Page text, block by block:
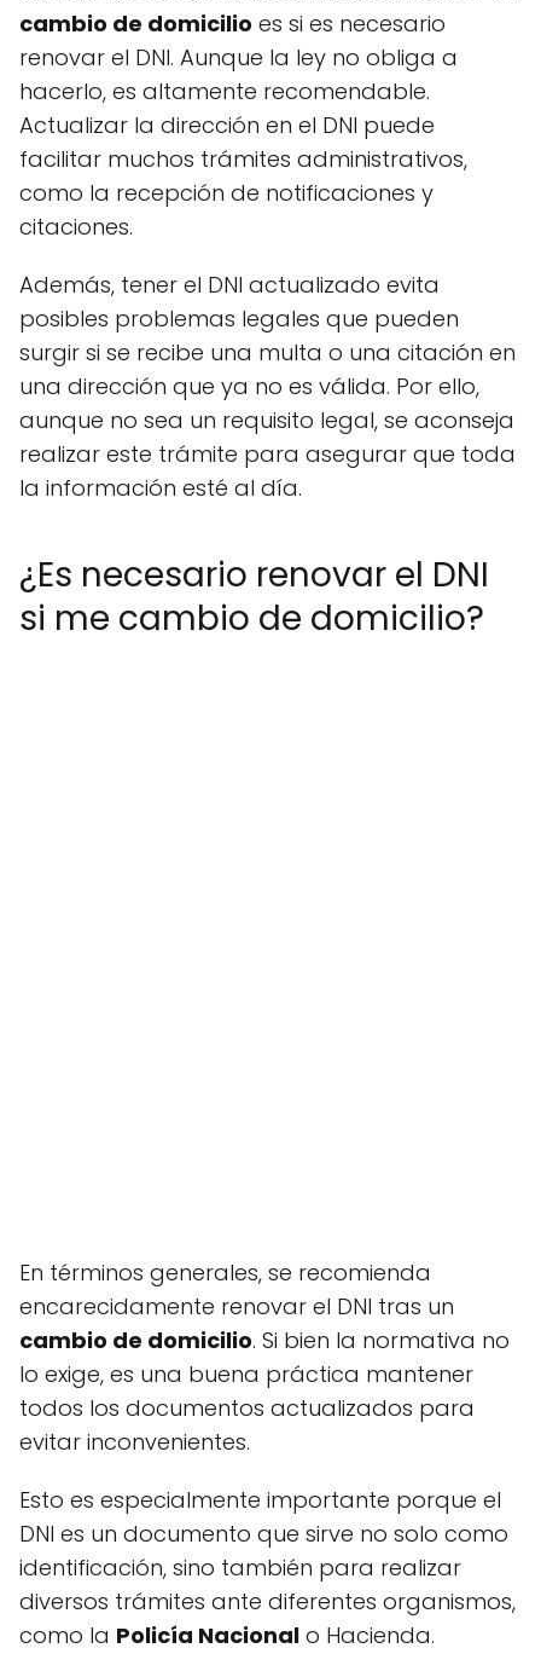
cambio de domicilio es si es necesario
renovar el DNI. Aunque la ley no obliga a
hacerlo, es altamente recomendable.
Actualizar la dirección en el DNI puede
facilitar muchos trámites administrativos,
como la recepción de notificaciones y
citaciones.
Además, tener el DNI actualizado evita
posibles problemas legales que pueden
surgir si se recibe una multa o una citación en
una dirección que ya no es válida. Por ello,
aunque no sea un requisito legal, se aconseja
realizar este trámite para asegurar que toda
la información esté al día.
¿Es necesario renovar el DNI
si me cambio de domicilio?
En términos generales, se recomienda
encarecidamente renovar el DNI tras un
cambio de domicilio. Si bien la normativa no
lo exige, es una buena práctica mantener
todos los documentos actualizados para
evitar inconvenientes.
Esto es especialmente importante porque el
DNI es un documento que sirve no solo como
identificación, sino también para realizar
diversos trámites ante diferentes organismos,
como la Policía Nacional o Hacienda.